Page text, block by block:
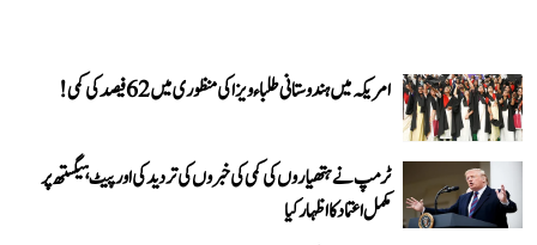
امریکہ میں ہندوستانی طلباء ویزا کی منظوری میں 62 فیصد کی کمی!
ٹرمپ نے ہتھیاروں کی کمی کی خبروں کی تردید کی اور پیٹ ہیگستھ پر
مکمل اعتماد کا اظہار کیا